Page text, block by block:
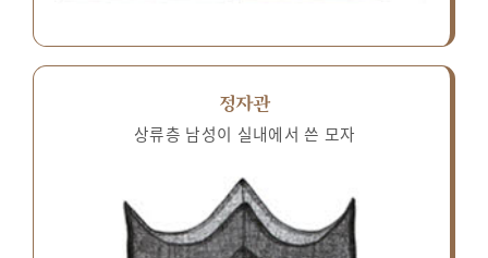
정자관
상류층 남성이 실내에서 쓴 모자